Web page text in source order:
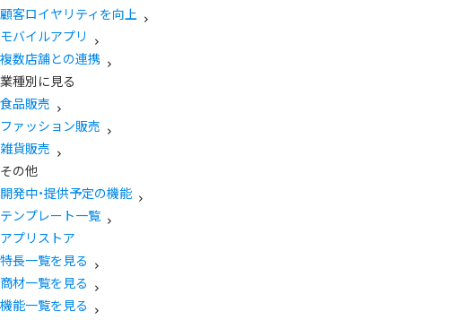
顧客ロイヤリティを向上
モバイルアプリ
複数店舗との連携
業種別に見る
食品販売
ファッション販売
雑貨販売
その他
開発中・提供予定の機能
テンプレート一覧
アプリストア
特長一覧を見る
商材一覧を見る
機能一覧を見る